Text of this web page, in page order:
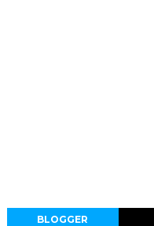
BLOGGER